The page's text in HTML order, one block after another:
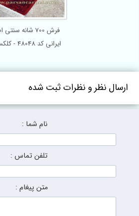
فرش 700 شانه سنتی اصیل
ایرانی کد 48048 - کلکسیون
نظر و نظرات ثبت شده
نام شما :
تلفن تماس :
متن پیغام :